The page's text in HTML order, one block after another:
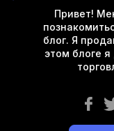
Привет!
блог. Я
этом блоге